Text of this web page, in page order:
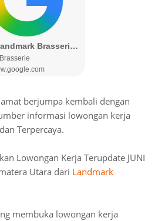
berjumpa kembali dengan
informasi lowongan kerja
Terpercaya.
Lowongan Kerja Terupdate JUNI
Utara dari Landmark
membuka lowongan kerja